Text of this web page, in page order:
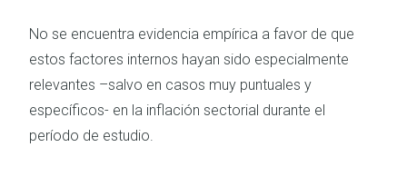
No se encuentra evidencia empírica a favor de que
estos factores internos hayan sido especialmente
relevantes –salvo en casos muy puntuales y
específicos- en la inflación sectorial durante el
período de estudio.